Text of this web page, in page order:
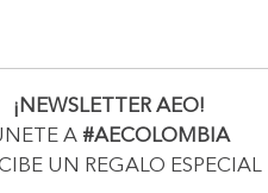
¡NEWSLETTER AEO!
A #AECOLOMBIA
UN REGALO ESPECIAL